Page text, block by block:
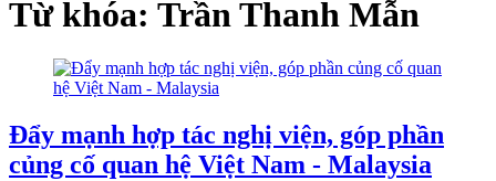
Từ khóa: Trần Thanh Mẫn
Đẩy mạnh hợp tác nghị viện, góp phần
củng cố quan hệ Việt Nam - Malaysia